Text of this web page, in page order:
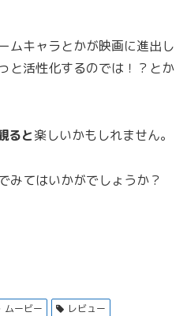
ムキャラとかが映画に進出し
と活性化するのでは！？とか
ると楽しいかもしれません。
みてはいかがでしょうか？
ムービー
レビュー